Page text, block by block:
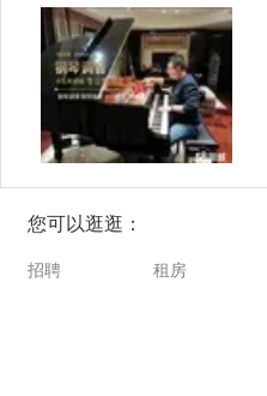
您可以逛逛：
招聘 租房